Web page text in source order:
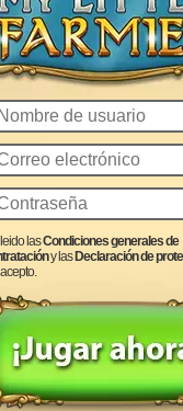
lasCondiciones generales de
y las Declaración de